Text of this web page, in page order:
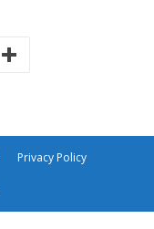
Privacy Policy